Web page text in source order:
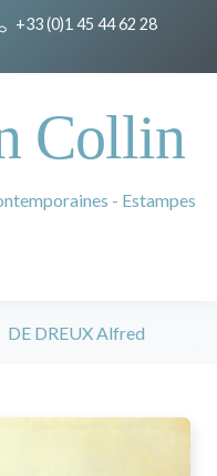
+33 (0)1 45 44 62 28
Collin
- Estampes
DE DREUX Alfred